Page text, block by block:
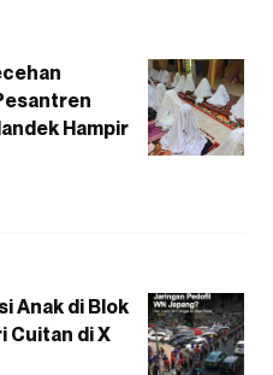
Hampir
Anak di Blok
Cuitan di X